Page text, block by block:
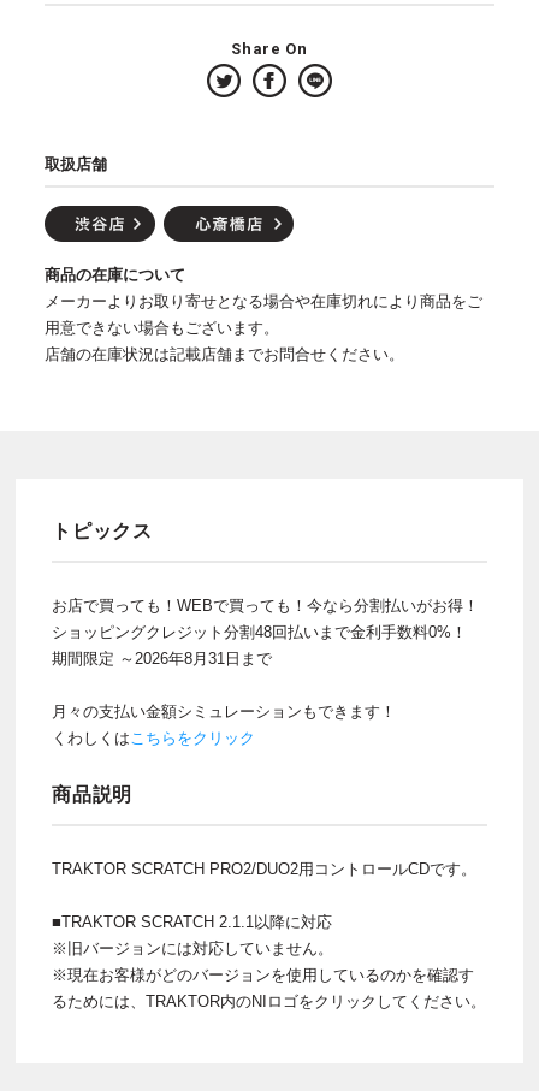
Share On
取扱店舗
商品の在庫について
メーカーよりお取り寄せとなる場合や在庫切れにより商品をご
用意できない場合もございます。
店舗の在庫状況は記載店舗までお問合せください。
トピックス
お店で買っても！WEBで買っても！今なら分割払いがお得！
ショッピングクレジット分割48回払いまで金利手数料0%！
期間限定 ～2026年8月31日まで
月々の支払い金額シミュレーションもできます！
くわしくは こちらをクリック
商品説明
TRAKTOR SCRATCH PRO2/DUO2用コントロールCDです。
■TRAKTOR SCRATCH 2.1.1以降に対応
※旧バージョンには対応していません。
※現在お客様がどのバージョンを使用しているのかを確認す
るためには、TRAKTOR内のNIロゴをクリックしてください。